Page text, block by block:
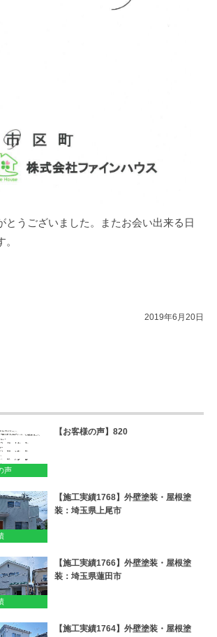
うございました。またお会い出来る日
2019年6月20日
声
【お客様の声】820
【施工実績1768】外壁塗装・屋根塗
装：埼玉県上尾市
【施工実績1766】外壁塗装・屋根塗
装：埼玉県蓮田市
【施工実績1764】外壁塗装・屋根塗